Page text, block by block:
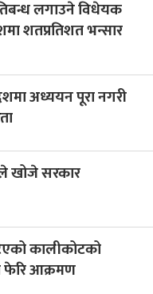
लगाउने विधेयक
शतप्रतिशत भन्सार
अध्ययन पूरा नगरी
खोजे सरकार
कालीकोटको
फेरि आक्रमण